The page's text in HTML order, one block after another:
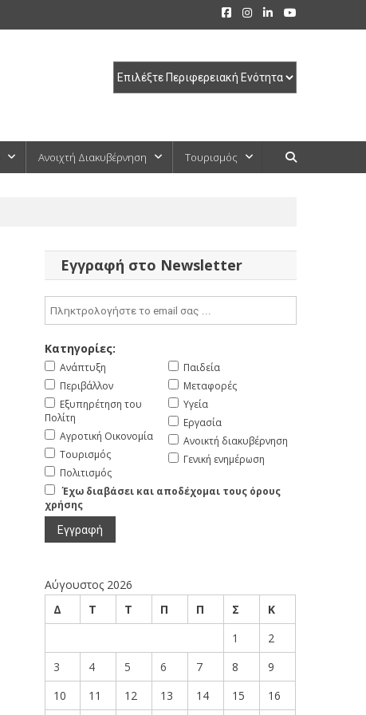
Ανοιχτή Διακυβέρνηση Τουρισμός
Εγγραφή στο Newsletter
Κατηγορίες:
Ανάπτυξη
Περιβάλλον
Εξυπηρέτηση του
Πολίτη
Αγροτική Οικονομία
Τουρισμός
Πολιτισμός
Παιδεία
Μεταφορές
Υγεία
Εργασία
Ανοικτή διακυβέρνηση
Γενική ενημέρωση
Έχω διαβάσει και αποδέχομαι τους όρους
χρήσης
Αύγουστος 2026
Δ
Τ Τ Π Π Σ
Κ
1
2
3
4 5 6 7 8
9
10
11 12 13 14 15 16